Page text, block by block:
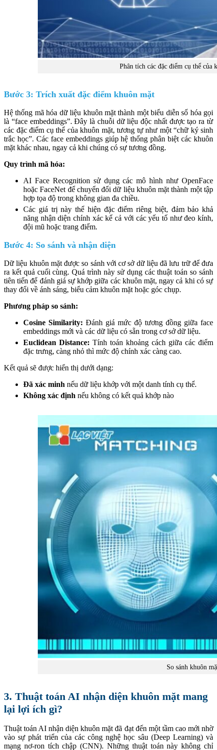
Phân tích các đặc điểm cụ thể của
Bước 3: Trích xuất đặc điểm khuôn mặt
Hệ thống mã hóa dữ liệu khuôn mặt thành một biểu diễn số hóa gọi
là “face embeddings”. Đây là chuỗi dữ liệu độc nhất được tạo ra từ
các đặc điểm cụ thể của khuôn mặt, tương tự như một “chữ ký sinh
trắc học”. Các face embeddings giúp hệ thống phân biệt các khuôn
mặt khác nhau, ngay cả khi chúng có sự tương đồng.
Quy trình mã hóa:
AI Face Recognition sử dụng các mô hình như OpenFace
hoặc FaceNet để chuyển đổi dữ liệu khuôn mặt thành một tập
hợp tọa độ trong không gian đa chiều.
Các giá trị này thể hiện đặc điểm riêng biệt, đảm bảo khả
năng nhận diện chính xác kể cả với các yếu tố như đeo kính,
đội mũ hoặc trang điểm.
Bước 4: So sánh và nhận diện
Dữ liệu khuôn mặt được so sánh với cơ sở dữ liệu đã lưu trữ để đưa
ra kết quả cuối cùng. Quá trình này sử dụng các thuật toán so sánh
tiên tiến để đánh giá sự khớp giữa các khuôn mặt, ngay cả khi có sự
thay đổi về ánh sáng, biểu cảm khuôn mặt hoặc góc chụp.
Phương pháp so sánh:
Cosine Similarity: Đánh giá mức độ tương đồng giữa face
embeddings mới và các dữ liệu có sẵn trong cơ sở dữ liệu.
Euclidean Distance: Tính toán khoảng cách giữa các điểm
đặc trưng, càng nhỏ thì mức độ chính xác càng cao.
Kết quả sẽ được hiển thị dưới dạng:
Đã xác minh nếu dữ liệu khớp với một danh tính cụ thể.
Không xác định nếu không có kết quả khớp nào
So sánh khuôn
3. Thuật toán AI nhận diện khuôn mặt mang
lại lợi ích gì?
Thuật toán AI nhận diện khuôn mặt đã đạt đến một tầm cao mới nhờ
vào sự phát triển của các công nghệ học sâu (Deep Learning) và
mạng nơ-ron tích chập (CNN). Những thuật toán này không chỉ